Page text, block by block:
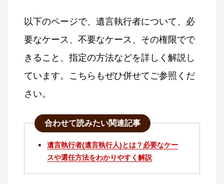
以下のページで、遺言執行者について、必
要なケース、不要なケース、その権限でで
きること、指定の方法などを詳しく解説し
ています。こちらもぜひ併せてご参照くだ
さい。
合わせて読みたい関連記事
遺言執行者(遺言執行人)とは？必要なケー
スや選任方法をわかりやすく解説